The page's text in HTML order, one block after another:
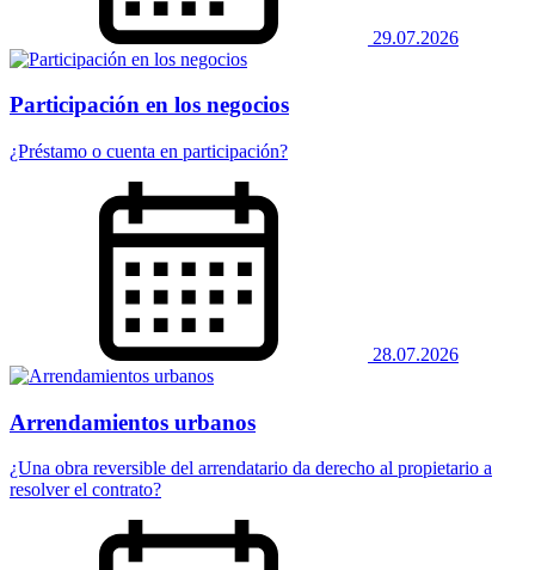
29.07.2026
Participación en los negocios
¿Préstamo o cuenta en participación?
28.07.2026
Arrendamientos urbanos
¿Una obra reversible del arrendatario da derecho al propietario a
resolver el contrato?